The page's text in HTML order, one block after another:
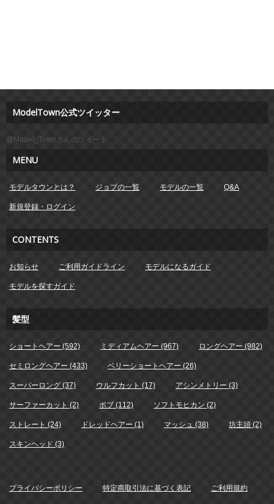
ModelTown公式ツイッター
@Model_Townさんのツイート
MENU
モデルタウンとは？ ジョブの一覧 モデルの一覧 Q&A
新規登録・ログイン
CONTENTS
お知らせ ご利用ガイドライン モデルになるガイド
モデルを探すガイド
髪型
ショートヘアー (592) ミディアムヘアー (967) ロングヘアー (982)
セミロングヘアー (433) ベリーショートヘアー (26)
スーパーロング (37) ウルフカット (17) アシンメトリー (3)
サーファーカット (2) ボブ (112) ソフトモヒカン (2)
ストレート (24) ドレッドヘアー (1) マッシュ (38) 坊主頭 (2)
スキンヘッド (3)
プライバシーポリシー 特定商取引法に基づく表記 ご利用規約